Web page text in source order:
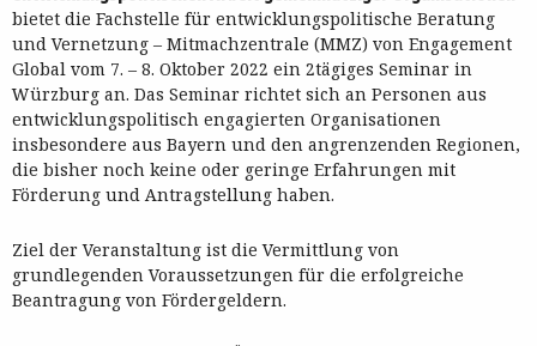
bietet die Fachstelle für entwicklungspolitische Beratung
und Vernetzung – Mitmachzentrale (MMZ) von Engagement
Global vom 7. – 8. Oktober 2022 ein 2tägiges Seminar in
Würzburg an. Das Seminar richtet sich an Personen aus
entwicklungspolitisch engagierten Organisationen
insbesondere aus Bayern und den angrenzenden Regionen,
die bisher noch keine oder geringe Erfahrungen mit
Förderung und Antragstellung haben.
Ziel der Veranstaltung ist die Vermittlung von
grundlegenden Voraussetzungen für die erfolgreiche
Beantragung von Fördergeldern.